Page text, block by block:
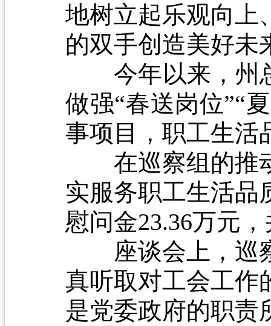
地树立起乐观向上
的双手创造美好未
今年以来，州总
做强“春送岗位”“
事项目，职工生活
在巡察组的推动
实服务职工生活品
慰问金23.36万元
座谈会上，巡察
真听取对工会工作
是党委政府的职责